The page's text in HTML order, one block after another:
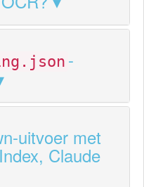
-
uitvoer met
Claude